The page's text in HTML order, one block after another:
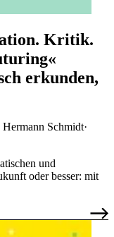
Kritik.
erkunden,
Hermann Schmidt
und
oder besser: mit